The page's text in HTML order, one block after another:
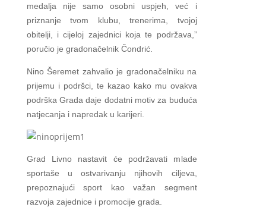
medalja nije samo osobni uspjeh, već i
priznanje tvom klubu, trenerima, tvojoj
obitelji, i cijeloj zajednici koja te podržava,”
poručio je gradonačelnik Čondrić.
Nino Šeremet zahvalio je gradonačelniku na
prijemu i podršci, te kazao kako mu ovakva
podrška Grada daje dodatni motiv za buduća
natjecanja i napredak u karijeri.
Grad Livno nastavit će podržavati mlade
sportaše u ostvarivanju njihovih ciljeva,
prepoznajući sport kao važan segment
razvoja zajednice i promocije grada.